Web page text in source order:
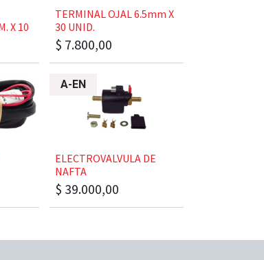
X 10
​​​​TERMINAL OJAL 6.5mm X
30 UNID.
$ 7.800,00
​​​​ELECTROVALVULA DE
NAFTA
$ 39.000,00
A-EN